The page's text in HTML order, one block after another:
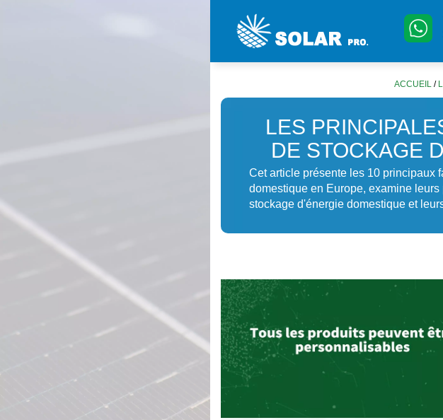
ACCUEIL /
LES
DE STOCKAGE
Cet article présente les 10 principaux
domestique en Europe, examine
stockage d'énergie domestique et